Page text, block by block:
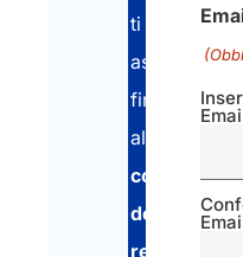
ti
assisteremo
fino
al
della